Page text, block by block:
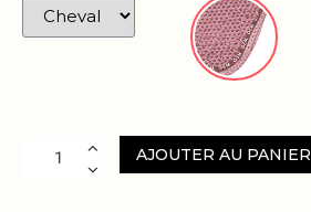
AJOUTER AU PANIER